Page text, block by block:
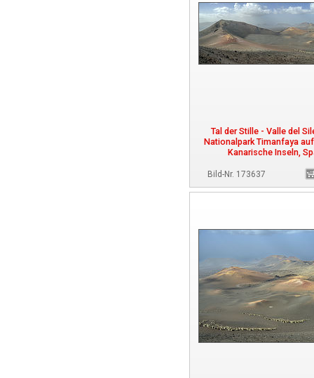
Tal der Stille - Valle del
Nationalpark Timanfaya
Kanarische Inseln,
Bild-Nr. 173637